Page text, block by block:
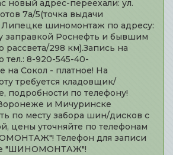
адрес-переехали: ул.
7а/5(точка выдачи
шиномонтаж по адресу:
заправкой Роснефть и бывшим
рассвета/298 км).Запись на
8-920-545-40-
Сокол - платное! На
требуется кладовщик/
подробности по телефону!
и Мичуринске
по месту забора шин/дисков с
цены уточняйте по телефонам
Телефон для записи
"ШИНОМОНТАЖ"!